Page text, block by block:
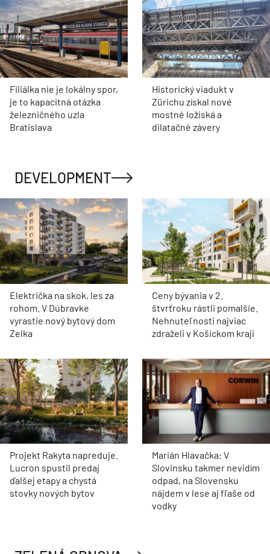
Filiálka nie je lokálny spor,
je to kapacitná otázka
železničného uzla
Bratislava
Historický viadukt v
Zürichu získal nové
mostné ložiská a
dilatačné závery
DEVELOPMENT
Električka na skok, les za
rohom. V Dúbravke
vyrastie nový bytový dom
Zelka
Ceny bývania v 2.
štvrťroku rástli pomalšie.
Nehnuteľnosti najviac
zdraželi v Košickom kraji
Projekt Rakyta napreduje.
Lucron spustil predaj
ďalšej etapy a chystá
stovky nových bytov
Marián Hlavačka: V
Slovinsku takmer nevidím
odpad, na Slovensku
nájdem v lese aj fľaše od
vodky